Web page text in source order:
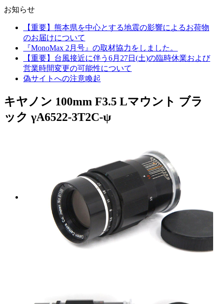
お知らせ
【重要】熊本県を中心とする地震の影響によるお荷物
のお届けについて
『MonoMax 2月号』の取材協力をしました。
【重要】台風接近に伴う6月27日(土)の臨時休業および
営業時間変更の可能性について
偽サイトへの注意喚起
キヤノン 100mm F3.5 Lマウント ブラ
ック γA6522-3T2C-ψ